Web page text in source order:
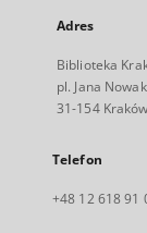
Adres
Biblioteka
pl. Jana
31-154
Telefon
+48 12 618 91